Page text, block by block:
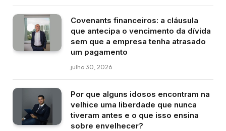
Covenants financeiros: a cláusula
que antecipa o vencimento da dívida
sem que a empresa tenha atrasado
um pagamento
julho 30, 2026
Por que alguns idosos encontram na
velhice uma liberdade que nunca
tiveram antes e o que isso ensina
sobre envelhecer?